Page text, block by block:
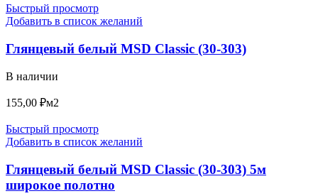
Быстрый просмотр
Добавить в список желаний
Глянцевый белый MSD Classic (30-303)
В наличии
155,00 ₽м2
Быстрый просмотр
Добавить в список желаний
Глянцевый белый MSD Classic (30-303) 5м
широкое полотно